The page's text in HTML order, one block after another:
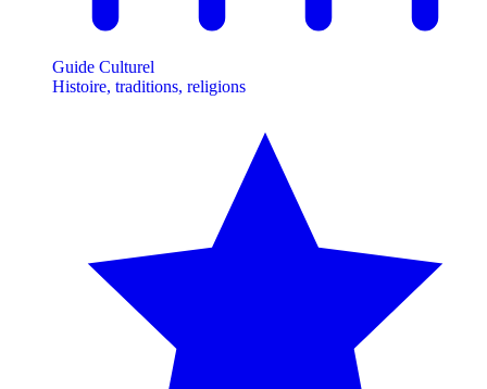
Guide Culturel
Histoire, traditions, religions